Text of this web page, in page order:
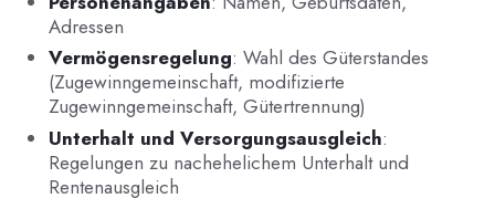
Adressen
Vermögensregelung: Wahl des Güterstandes
(Zugewinngemeinschaft, modifizierte
Zugewinngemeinschaft, Gütertrennung)
Unterhalt und Versorgungsausgleich:
Regelungen zu nachehelichem Unterhalt und
Rentenausgleich